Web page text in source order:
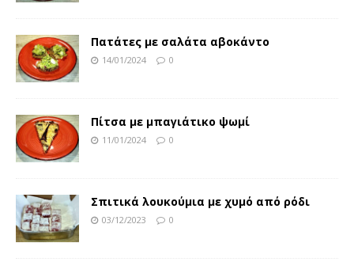
Πατάτες με σαλάτα αβοκάντο
14/01/2024 0
Πίτσα με μπαγιάτικο ψωμί
11/01/2024 0
Σπιτικά λουκούμια με χυμό από ρόδι
03/12/2023 0